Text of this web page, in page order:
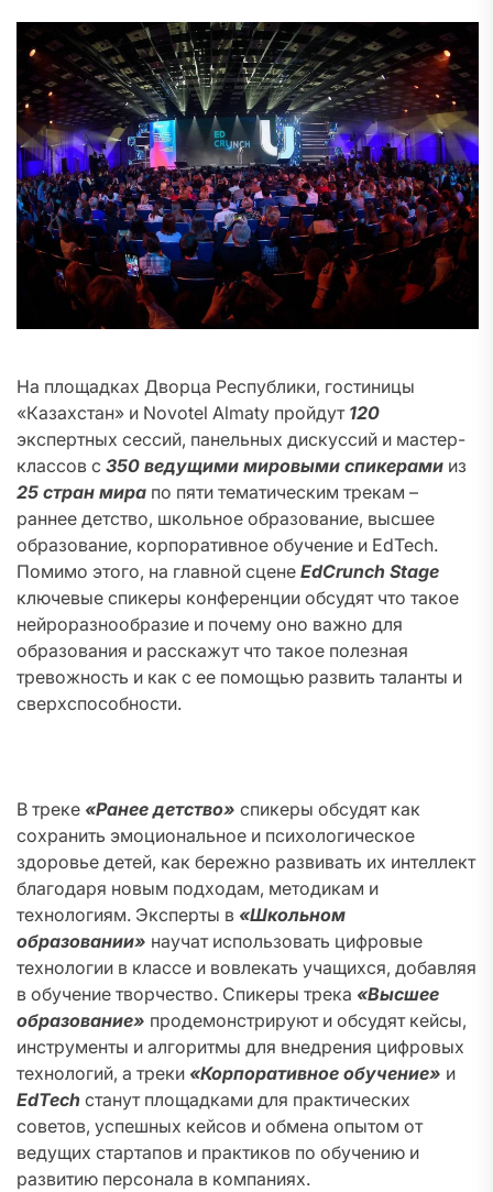
На площадках Дворца Республики, гостиницы
«Казахстан» и Novotel Almaty пройдут 120
экспертных сессий, панельных дискуссий и мастер-
классов с 350 ведущими мировыми спикерами из
25 стран мира по пяти тематическим трекам –
раннее детство, школьное образование, высшее
образование, корпоративное обучение и EdTech.
Помимо этого, на главной сцене EdCrunch Stage
ключевые спикеры конференции обсудят что такое
нейроразнообразие и почему оно важно для
образования и расскажут что такое полезная
тревожность и как с ее помощью развить таланты и
сверхспособности.
В треке «Ранее детство» спикеры обсудят как
сохранить эмоциональное и психологическое
здоровье детей, как бережно развивать их интеллект
благодаря новым подходам, методикам и
технологиям. Эксперты в «Школьном
образовании» научат использовать цифровые
технологии в классе и вовлекать учащихся, добавляя
в обучение творчество. Спикеры трека «Высшее
образование» продемонстрируют и обсудят кейсы,
инструменты и алгоритмы для внедрения цифровых
технологий, а треки «Корпоративное обучение» и
EdTech станут площадками для практических
советов, успешных кейсов и обмена опытом от
ведущих стартапов и практиков по обучению и
развитию персонала в компаниях.